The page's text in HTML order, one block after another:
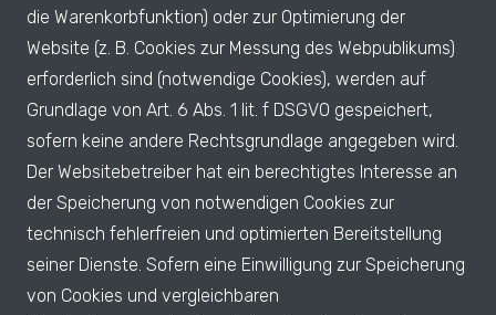
die Warenkorbfunktion) oder zur Optimierung der
Website (z. B. Cookies zur Messung des Webpublikums)
erforderlich sind (notwendige Cookies), werden auf
Grundlage von Art. 6 Abs. 1 lit. f DSGVO gespeichert,
sofern keine andere Rechtsgrundlage angegeben wird.
Der Websitebetreiber hat ein berechtigtes Interesse an
der Speicherung von notwendigen Cookies zur
technisch fehlerfreien und optimierten Bereitstellung
seiner Dienste. Sofern eine Einwilligung zur Speicherung
von Cookies und vergleichbaren